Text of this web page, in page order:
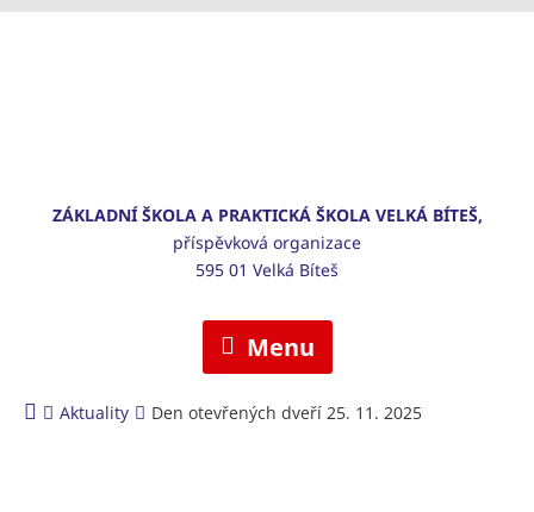
ZÁKLADNÍ ŠKOLA A PRAKTICKÁ ŠKOLA VELKÁ BÍTEŠ,
příspěvková organizace
595 01 Velká Bíteš
Menu
Aktuality Den otevřených dveří 25. 11. 2025